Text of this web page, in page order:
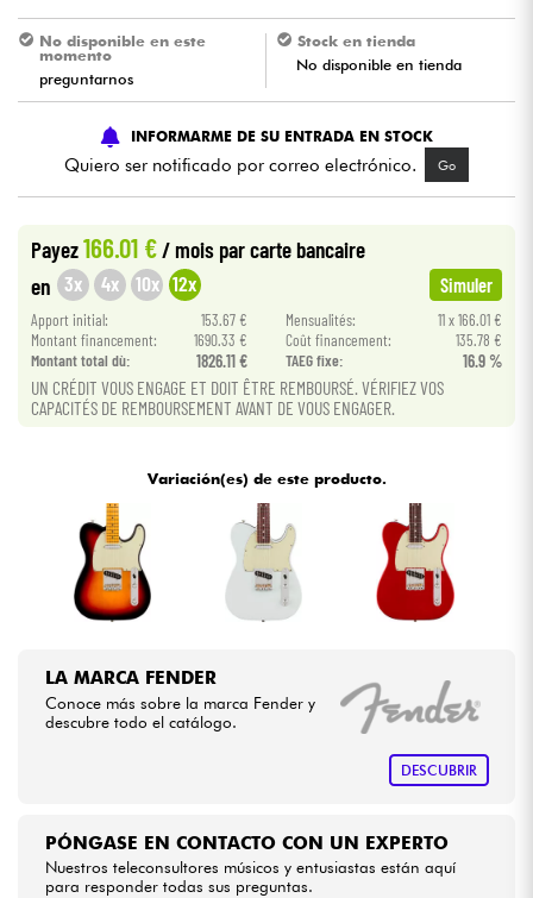
Niños
HiFi
Bundle
Ver nuestras marcas
No disponible en este
momento
preguntarnos
Stock en tienda
No disponible en tienda
INFORMARME DE SU ENTRADA EN STOCK
Quiero ser notificado por correo electrónico. Go
Payez166.01 € / mois par carte bancaire
en 3x 4x 10x 12x Simuler
Apport initial: 153.67 € Mensualités:
11 x 166.01 €
Montant financement:
1690.33 € Coût financement:
135.78 €
Montant total dù:
1826.11 € TAEG fixe: 16.9 %
UN CRÉDIT VOUS ENGAGE ET DOIT ÊTRE REMBOURSÉ. VÉRIFIEZ VOS
CAPACITÉS DE REMBOURSEMENT AVANT DE VOUS ENGAGER.
Variación(es) de este producto.
LA MARCA FENDER
Conoce más sobre la marca Fender y
descubre todo el catálogo.
DESCUBRIR
PÓNGASE EN CONTACTO CON UN EXPERTO
Nuestros teleconsultores músicos y entusiastas están aquí
para responder todas sus preguntas.